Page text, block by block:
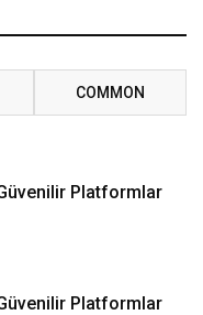
COMMON
Platformlar
Platformlar